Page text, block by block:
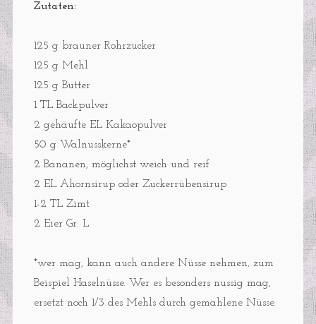
Zutaten:
125 g brauner Rohrzucker
125 g Mehl
125 g Butter
1 TL Backpulver
2 gehäufte EL Kakaopulver
50 g Walnusskerne*
2 Bananen, möglichst weich und reif
2 EL Ahornsirup oder Zuckerrübensirup
1-2 TL Zimt
2 Eier Gr. L
*wer mag, kann auch andere Nüsse nehmen, zum
Beispiel Haselnüsse. Wer es besonders nussig mag,
ersetzt noch 1/3 des Mehls durch gemahlene Nüsse.